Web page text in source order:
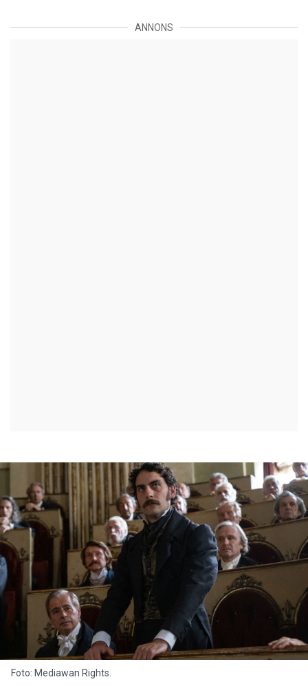
ANNONS
Foto: Mediawan Rights.